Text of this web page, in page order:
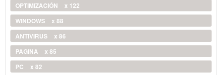
OPTIMIZACIÓN
x 122
WINDOWS
x 88
ANTIVIRUS
x 86
PAGINA
x 85
PC
x 82